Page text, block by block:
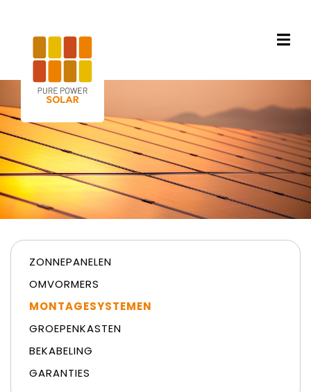
ZONNEPANELEN
OMVORMERS
MONTAGESYSTEMEN
GROEPENKASTEN
BEKABELING
GARANTIES